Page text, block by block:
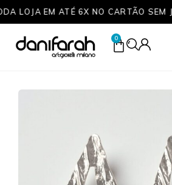
LOJA EM ATÉ 6X NO CARTÃO SEM
0